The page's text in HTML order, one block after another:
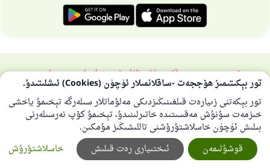
تورسەھىپىسى ھەققىدەباش نازارەتچىخۇسۇسىي سىياسەت
بارلىق ھوقۇق ئىسلام سوئال-جاۋاپ تورىغا مەنسۇپتۇر 1997-2025 ©
تور بېكىتىمىز ھۆججەت -ساقلانمىلار ئۈچۈن (Cookies) ئىشلىتىدۇ.
تور بېكەتنى زىيارەت قىلغىنىڭىزدىكى مەلۇماتلار سىلەرگە تېخىمۇ ياخشى
خىزمەت سۇنۇش مەقسىتىدە خاتىرلىنىدۇ، تېخىمۇ كۆپ نەرسىلەرنى
بىلىش ئۈچۈن خاسلاشتۇرۇشنى تاللىشىڭىز مۇمكىن.
خاسلاشتۇرۇش
ئىختىيارى رەت قىلىش قوشۇلىمەن